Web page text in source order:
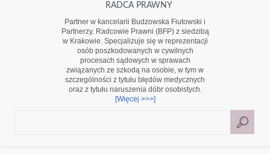
RADCA PRAWNY
Partner w kancelarii Budzowska Fiutowski i
Partnerzy. Radcowie Prawni (BFP) z siedzibą
w Krakowie. Specjalizuje się w reprezentacji
osób poszkodowanych w cywilnych
procesach sądowych w sprawach
związanych ze szkodą na osobie, w tym w
szczególności z tytułu błędów medycznych
oraz z tytułu naruszenia dóbr osobistych.
[Więcej >>>]